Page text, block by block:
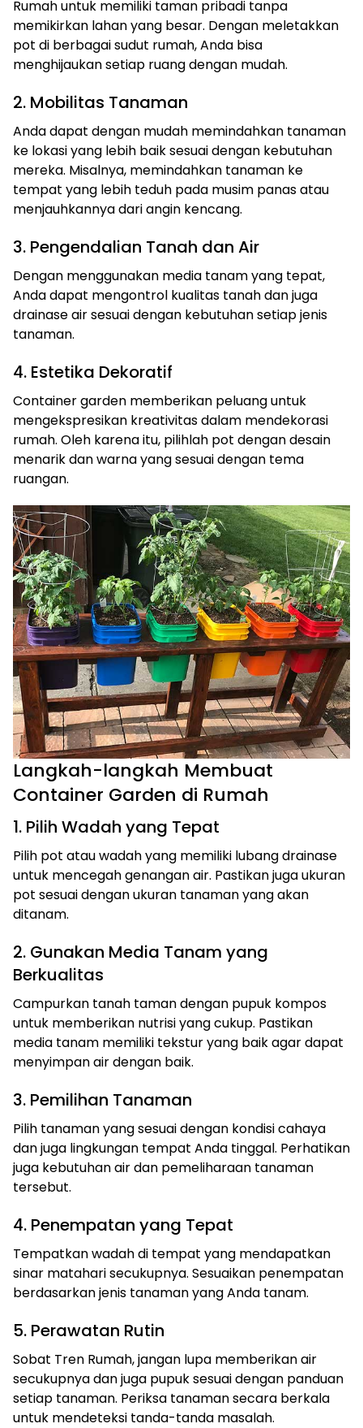
Rumah untuk memiliki taman pribadi tanpa
memikirkan lahan yang besar. Dengan meletakkan
pot di berbagai sudut rumah, Anda bisa
menghijaukan setiap ruang dengan mudah.
2. Mobilitas Tanaman
Anda dapat dengan mudah memindahkan tanaman
ke lokasi yang lebih baik sesuai dengan kebutuhan
mereka. Misalnya, memindahkan tanaman ke
tempat yang lebih teduh pada musim panas atau
menjauhkannya dari angin kencang.
3. Pengendalian Tanah dan Air
Dengan menggunakan media tanam yang tepat,
Anda dapat mengontrol kualitas tanah dan juga
drainase air sesuai dengan kebutuhan setiap jenis
tanaman.
4. Estetika Dekoratif
Container garden memberikan peluang untuk
mengekspresikan kreativitas dalam mendekorasi
rumah. Oleh karena itu, pilihlah pot dengan desain
menarik dan warna yang sesuai dengan tema
ruangan.
Langkah-langkah Membuat
Container Garden di Rumah
1. Pilih Wadah yang Tepat
Pilih pot atau wadah yang memiliki lubang drainase
untuk mencegah genangan air. Pastikan juga ukuran
pot sesuai dengan ukuran tanaman yang akan
ditanam.
2. Gunakan Media Tanam yang
Berkualitas
Campurkan tanah taman dengan pupuk kompos
untuk memberikan nutrisi yang cukup. Pastikan
media tanam memiliki tekstur yang baik agar dapat
menyimpan air dengan baik.
3. Pemilihan Tanaman
Pilih tanaman yang sesuai dengan kondisi cahaya
dan juga lingkungan tempat Anda tinggal. Perhatikan
juga kebutuhan air dan pemeliharaan tanaman
tersebut.
4. Penempatan yang Tepat
Tempatkan wadah di tempat yang mendapatkan
sinar matahari secukupnya. Sesuaikan penempatan
berdasarkan jenis tanaman yang Anda tanam.
5. Perawatan Rutin
Sobat Tren Rumah, jangan lupa memberikan air
secukupnya dan juga pupuk sesuai dengan panduan
setiap tanaman. Periksa tanaman secara berkala
untuk mendeteksi tanda-tanda masalah.